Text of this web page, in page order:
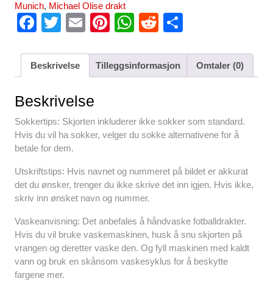
Munich, Michael Olise drakt
F
c
b
o
o
k
T
tt
E
ail
Pi
er
e
W
at
s
p
p
R
d
di
ar
e
Beskrivelse Tilleggsinformasjon Omtaler (0)
Beskrivelse
Sokkertips: Skjorten inkluderer ikke sokker som standard.
Hvis du vil ha sokker, velger du sokke alternativene for å
betale for dem.
Utskriftstips: Hvis navnet og nummeret på bildet er akkurat
det du ønsker, trenger du ikke skrive det inn igjen. Hvis ikke,
skriv inn ønsket navn og nummer.
Vaskeanvisning: Det anbefales å håndvaske fotballdrakter.
Hvis du vil bruke vaskemaskinen, husk å snu skjorten på
vrangen og deretter vaske den. Og fyll maskinen med kaldt
vann og bruk en skånsom vaskesyklus for å beskytte
fargene mer.